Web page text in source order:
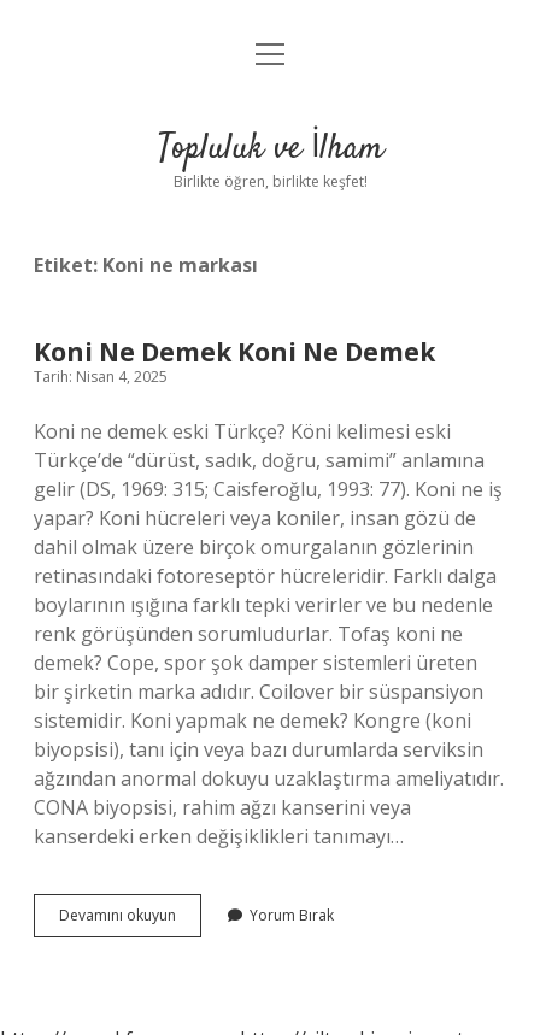
Anasayfa
Yasal Uyarı
menüyü
Topluluk ve İlham
Birlikte öğren, birlikte keşfet!
Etiket: Koni ne markası
Koni Ne Demek Koni Ne Demek
Tarih: Nisan 4, 2025
Koni ne demek eski Türkçe? Köni kelimesi eski
Türkçe’de “dürüst, sadık, doğru, samimi” anlamına
gelir (DS, 1969: 315; Caisferoğlu, 1993: 77). Koni ne iş
yapar? Koni hücreleri veya koniler, insan gözü de
dahil olmak üzere birçok omurgalanın gözlerinin
retinasındaki fotoreseptör hücreleridir. Farklı dalga
boylarının ışığına farklı tepki verirler ve bu nedenle
renk görüşünden sorumludurlar. Tofaş koni ne
demek? Cope, spor şok damper sistemleri üreten
bir şirketin marka adıdır. Coilover bir süspansiyon
sistemidir. Koni yapmak ne demek? Kongre (koni
biyopsisi), tanı için veya bazı durumlarda serviksin
ağzından anormal dokuyu uzaklaştırma ameliyatıdır.
CONA biyopsisi, rahim ağzı kanserini veya
kanserdeki erken değişiklikleri tanımayı…
Devamını okuyun
Ne
Yorum Bırak